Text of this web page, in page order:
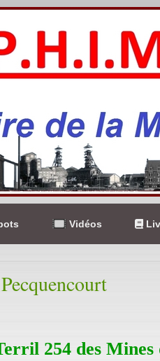
Vidéos
254 des Mines